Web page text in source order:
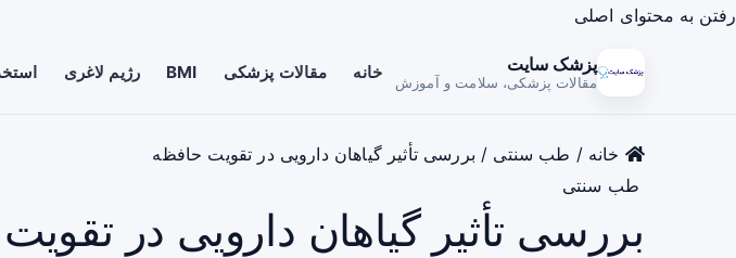
رفتن به محتوای اصلی
پزشک سایت
مقالات پزشکی، سلامت و آموزش خانه مقالات پزشکی BMI رژیم لاغری
خانه / طب سنتی / بررسی تأثیر گیاهان دارویی در تقویت حافظه
طب سنتی
بررسی تأثیر گیاهان دارویی در